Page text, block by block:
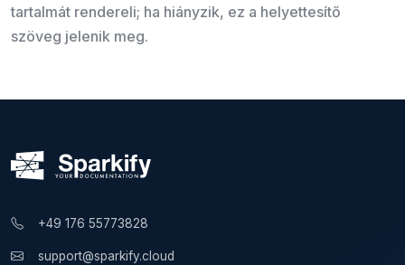
tartalmát rendereli; ha hiányzik, ez a helyettesítő
szöveg jelenik meg.
+49 176 55773828
support@sparkify.cloud